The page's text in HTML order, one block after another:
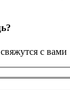
с вами